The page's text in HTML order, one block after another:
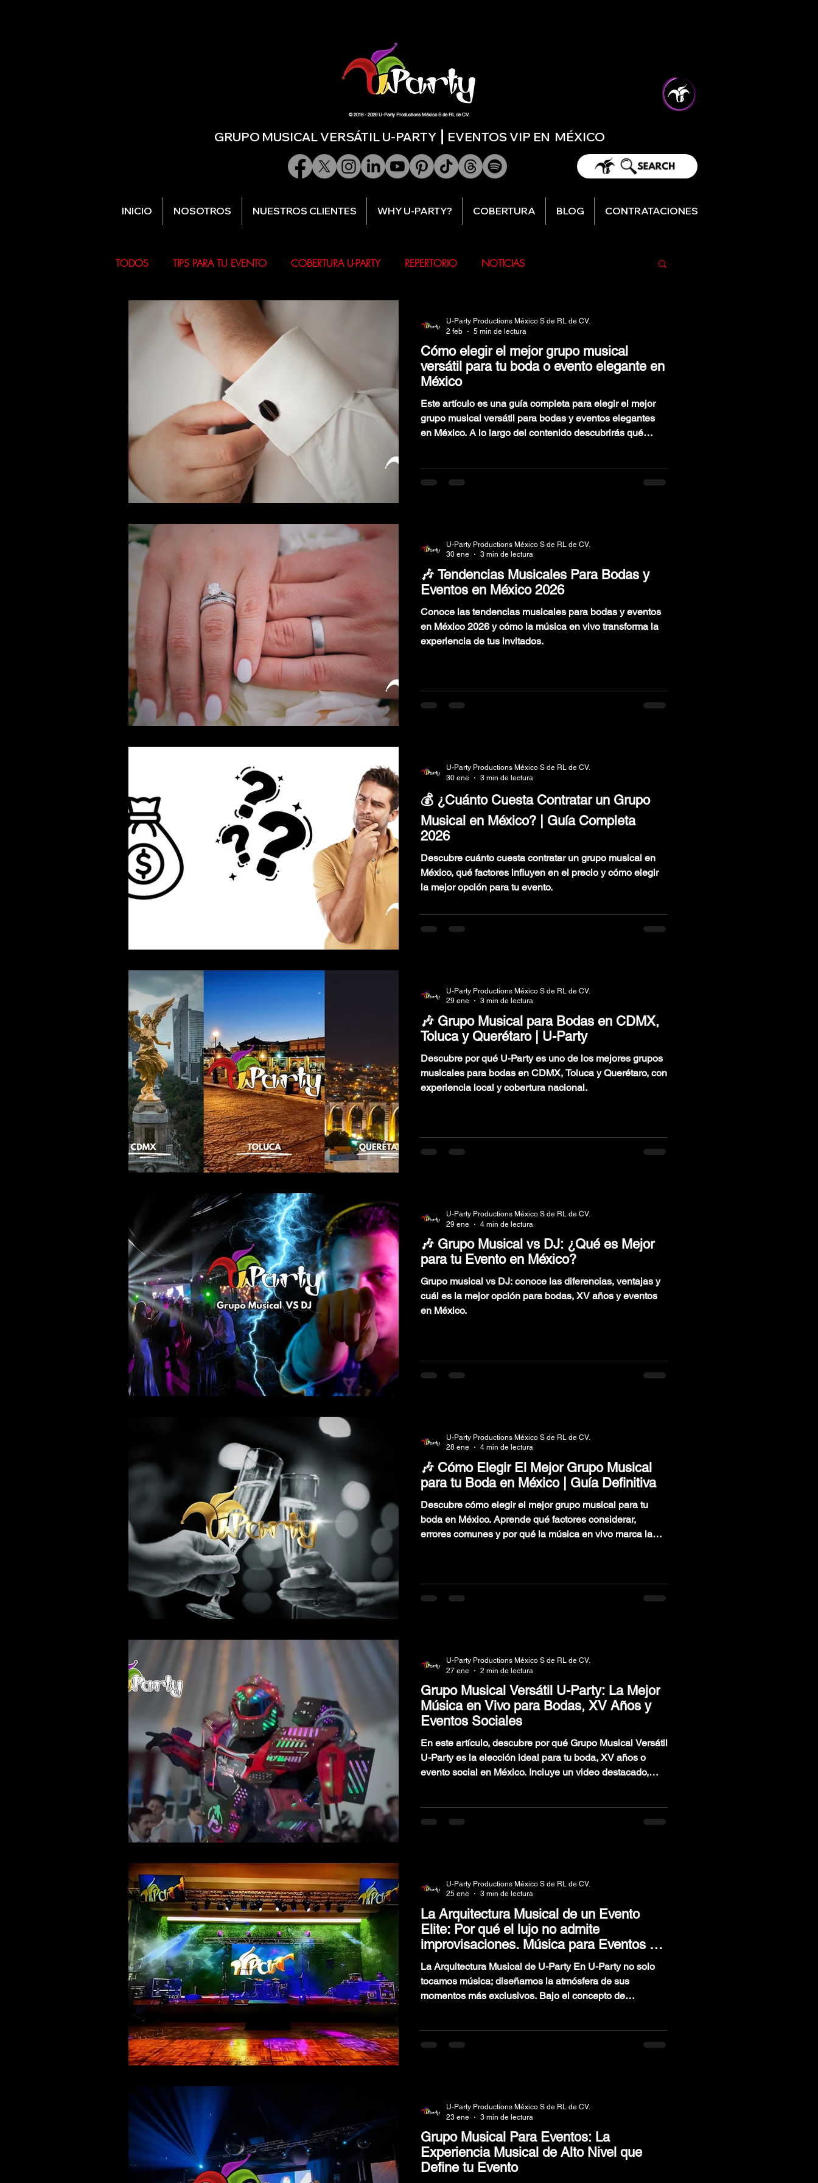
© 2018 - 2026 U-Party Productions México S de RL de CV.
GRUPO MUSICAL VERSÁTIL U-PARTY ⎮ EVENTOS VIP EN MÉXICO
INICIO NOSOTROS NUESTROS CLIENTES WHY U-PARTY? COBERTURA BLOG CONTRATACIONES
TODOS TIPS PARA TU EVENTO COBERTURA U-PARTY REPERTORIO NOTICIAS
ARTÍCULOS DE INTERÉS
GRADUACIONES
Cómo elegir el mejor grupo musical
versátil para tu boda o evento elegante en
México
Este artículo es una guía completa para elegir el mejor
grupo musical versátil para bodas y eventos elegantes
en México. A lo largo del contenido descubrirás qué
identificar a un grupo profesional que eleve la
U-Party Productions México S de RL de CV.
2 feb
5 min de lectura
🎶 Tendencias Musicales Para Bodas y
Eventos en México 2026
Conoce las tendencias musicales para bodas y eventos
en México 2026 y cómo la música en vivo transforma la
experiencia de tus invitados.
U-Party Productions México S de RL de CV.
30 ene
3 min de lectura
💰 ¿Cuánto Cuesta Contratar un Grupo
Musical en México? | Guía Completa
2026
Descubre cuánto cuesta contratar un grupo musical en
México, qué factores influyen en el precio y cómo elegir
la mejor opción para tu evento.
U-Party Productions México S de RL de CV.
30 ene
3 min de lectura
🎶 Grupo Musical para Bodas en CDMX,
Toluca y Querétaro | U-Party
Descubre por qué U-Party es uno de los mejores grupos
musicales para bodas en CDMX, Toluca y Querétaro, con
experiencia local y cobertura nacional.
U-Party Productions México S de RL de CV.
29 ene
3 min de lectura
🎶 Grupo Musical vs DJ: ¿Qué es Mejor
para tu Evento en México?
Grupo musical vs DJ: conoce las diferencias, ventajas y
cuál es la mejor opción para bodas, XV años y eventos
en México.
U-Party Productions México S de RL de CV.
29 ene
4 min de lectura
🎶 Cómo Elegir El Mejor Grupo Musical
para tu Boda en México | Guía Definitiva
Descubre cómo elegir el mejor grupo musical para tu
boda en México. Aprende qué factores considerar,
errores comunes y por qué la música en vivo marca la
U-Party Productions México S de RL de CV.
28 ene
4 min de lectura
Grupo Musical Versátil U-Party: La Mejor
Música en Vivo para Bodas, XV Años y
Eventos Sociales
En este artículo, descubre por qué Grupo Musical Versátil
U-Party es la elección ideal para tu boda, XV años o
evento social en México. Incluye un video destacado,
para tu celebración.
U-Party Productions México S de RL de CV.
27 ene
2 min de lectura
La Arquitectura Musical de un Evento
Elite: Por qué el lujo no admite
improvisaciones. Música para Eventos de
Lujo
La Arquitectura Musical de U-Party En U-Party no solo
tocamos música; diseñamos la atmósfera de sus
momentos más exclusivos. Bajo el concepto de
saxofón en la sobremesa hasta la imponente energía de
U-Party Productions México S de RL de CV.
25 ene
3 min de lectura
Grupo Musical Para Eventos: La
Experiencia Musical de Alto Nivel que
Define tu Evento
U-Party Productions México S de RL de CV.
23 ene
3 min de lectura